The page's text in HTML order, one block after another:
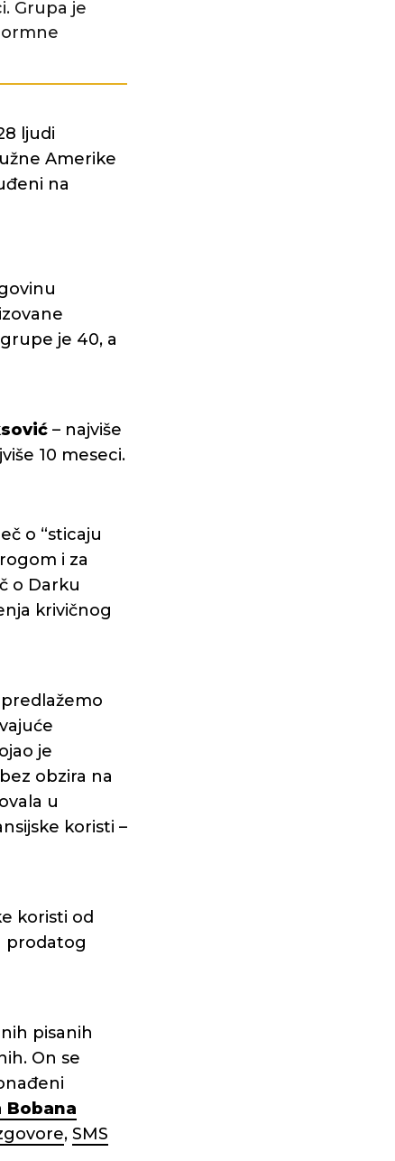
Grupa je
ljudi
Amerike
na
je 40, a
– najviše
10 meseci.
o “sticaju
i za
o Darku
krivičnog
je
obzira na
u
koristi –
koristi od
prodatog
pisanih
On se
Bobana
, SMS